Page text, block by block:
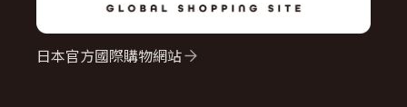
日本官方國際購物網站